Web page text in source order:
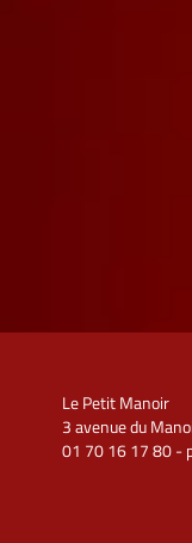
Le Petit Manoir
3 avenue du
01 70 16 17 80 -